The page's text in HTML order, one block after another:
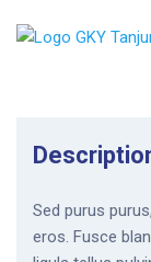
Sed purus
eros. Fusce